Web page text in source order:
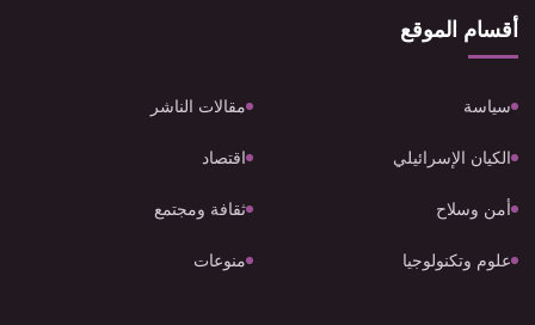
أقسام الموقع
سياسة مقالات الناشر
الكيان الإسرائيلي اقتصاد
أمن وسلاح ثقافة ومجتمع
علوم وتكنولوجيا منوعات